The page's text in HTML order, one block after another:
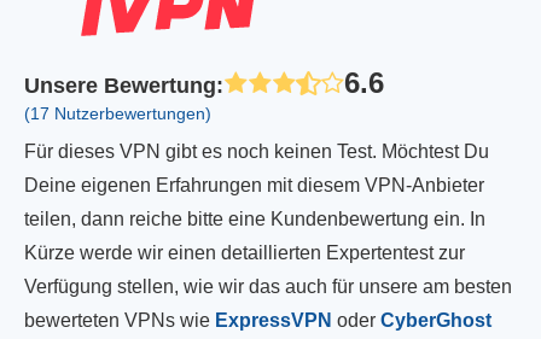
Unsere Bewertung: 6.6
(17 Nutzerbewertungen)
Für dieses VPN gibt es noch keinen Test. Möchtest Du
Deine eigenen Erfahrungen mit diesem VPN-Anbieter
teilen, dann reiche bitte eine Kundenbewertung ein. In
Kürze werde wir einen detaillierten Expertentest zur
Verfügung stellen, wie wir das auch für unsere am besten
bewerteten VPNs wie ExpressVPN oder CyberGhost